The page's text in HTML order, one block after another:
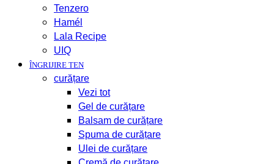
Tenzero
Hamél
Lala Recipe
UIQ
ÎNGRIJIRE TEN
curățare
Vezi tot
Gel de curățare
Balsam de curățare
Spuma de curățare
Ulei de curățare